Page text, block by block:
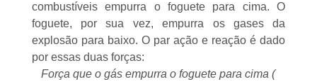
combustíveis empurra o foguete para cima. O
foguete, por sua vez, empurra os gases da
explosão para baixo. O par ação e reação é dado
por essas duas forças:
Força que o gás empurra o foguete para cima (